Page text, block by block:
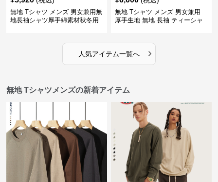
無地 Tシャツ メンズ 男女兼用無
地長袖シャツ厚手綿素材秋冬用
無地 Tシャツ メンズ 男女兼用
厚手生地 無地 長袖 ティーシャ
人気アイテム一覧へ ›
無地 Tシャツメンズの新着アイテム